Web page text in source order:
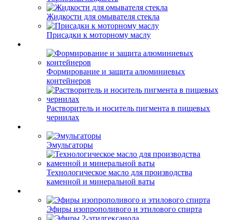
Жидкости для омывателя стекла
Присадки к моторному маслу
Формирование и защита алюминиевых
контейнеров
Растворитель и носитель пигмента в пищевых
чернилах
Эмульгаторы
Технологическое масло для производства
каменной и минеральной ваты
Эфиры изопрополивого и этилового спирта